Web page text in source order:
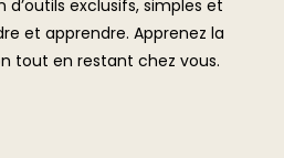
exclusifs, simples et
et apprendre. Apprenez la
tout en restant chez vous.